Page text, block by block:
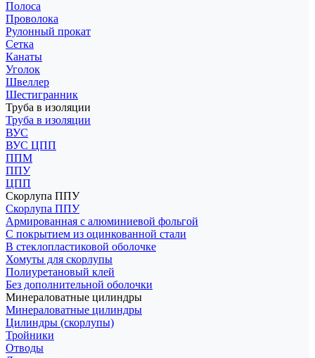
Полоса
Проволока
Рулонный прокат
Сетка
Канаты
Уголок
Швеллер
Шестигранник
Труба в изоляции
Труба в изоляции
ВУС
ВУС ЦПП
ППМ
ППУ
ЦПП
Скорлупа ППУ
Скорлупа ППУ
Армированная с алюминиевой фольгой
С покрытием из оцинкованной стали
В стеклопластиковой оболочке
Хомуты для скорлупы
Полиуретановый клей
Без дополнительной оболочки
Минераловатные цилиндры
Минераловатные цилиндры
Цилиндры (скорлупы)
Тройники
Отводы